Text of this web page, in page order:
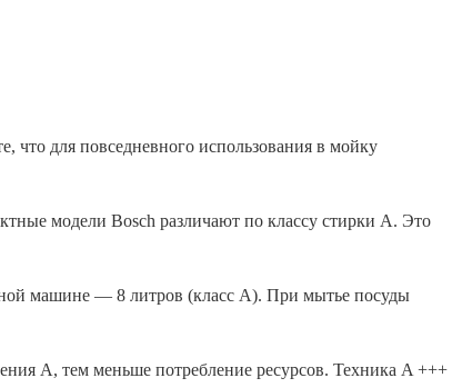
для повседневного использования в мойку
модели Bosch различают по классу стирки A. Это
машине — 8 литров (класс А). При мытье посуды
А, тем меньше потребление ресурсов. Техника A +++